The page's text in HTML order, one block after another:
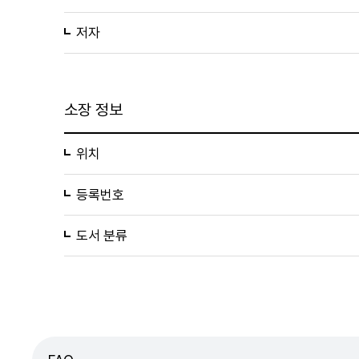
저자
소장 정보
위치
등록번호
도서 분류